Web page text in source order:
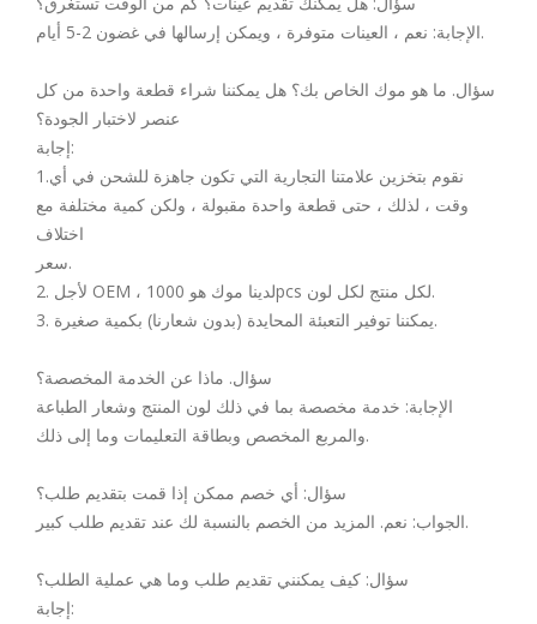
الإجابة: نعم ، العينات متوفرة ، ويمكن إرسالها في غضون 2-5 أيام.
سؤال. ما هو موك الخاص بك؟ هل يمكننا شراء قطعة واحدة من كل
عنصر لاختبار الجودة؟
إجابة:
1.نقوم بتخزين علامتنا التجارية التي تكون جاهزة للشحن في أي
وقت ، لذلك ، حتى قطعة واحدة مقبولة ، ولكن كمية مختلفة مع
اختلاف
سعر.
2. لأجل OEM ، لدينا موك هو 1000pcs لكل منتج لكل لون.
3. يمكننا توفير التعبئة المحايدة (بدون شعارنا) بكمية صغيرة.
سؤال. ماذا عن الخدمة المخصصة؟
الإجابة: خدمة مخصصة بما في ذلك لون المنتج وشعار الطباعة
والمربع المخصص وبطاقة التعليمات وما إلى ذلك.
سؤال: أي خصم ممكن إذا قمت بتقديم طلب؟
الجواب: نعم. المزيد من الخصم بالنسبة لك عند تقديم طلب كبير.
سؤال: كيف يمكنني تقديم طلب وما هي عملية الطلب؟
إجابة: